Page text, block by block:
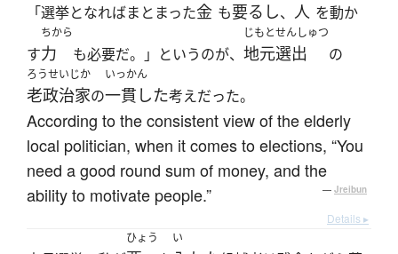
「選挙となればまとまった金 も要るし、 人 を動か
す
ちから
力 も必要だ。」というのが、
じもとせんしゅつ
地元選出 の
ろうせいじか
老政治家の
いっかん
一貫した考えだった。
According to the consistent view of the elderly
local politician, when it comes to elections, “You
need a good round sum of money, and the
ability to motivate people.”
— Jreibun
Details ▸
ひょう い